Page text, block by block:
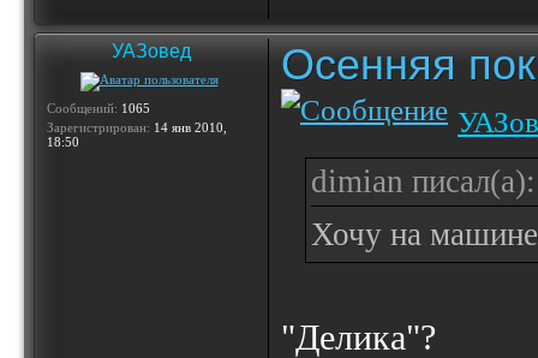
УАЗовед
Сообщений: 1065
Зарегистрирован: 14 янв 2010,
18:50
Осенняя
dimian писал(а):
Хочу на машине
"Делика"?